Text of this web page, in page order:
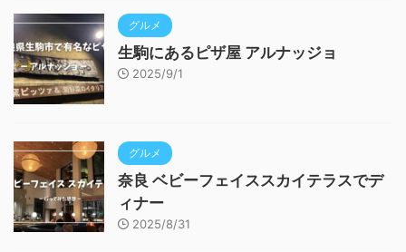
グルメ
生駒にあるピザ屋 アルナッジョ
2025/9/1
グルメ
奈良 ベビーフェイススカイテラスでデ
ィナー
2025/8/31